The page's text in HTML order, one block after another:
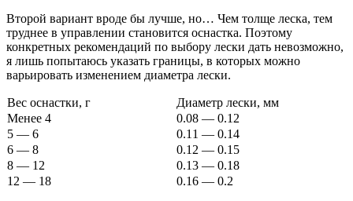
Второй вариант вроде бы лучше, но… Чем толще леска, тем
труднее в управлении становится оснастка. Поэтому
конкретных рекомендаций по выбору лески дать невозможно,
я лишь попытаюсь указать границы, в которых можно
варьировать изменением диаметра лески.
Вес оснастки, г
Диаметр лески, мм
Менее 4
0.08 — 0.12
5 — 6
0.11 — 0.14
6 — 8
0.12 — 0.15
8 — 12
0.13 — 0.18
12 — 18
0.16 — 0.2